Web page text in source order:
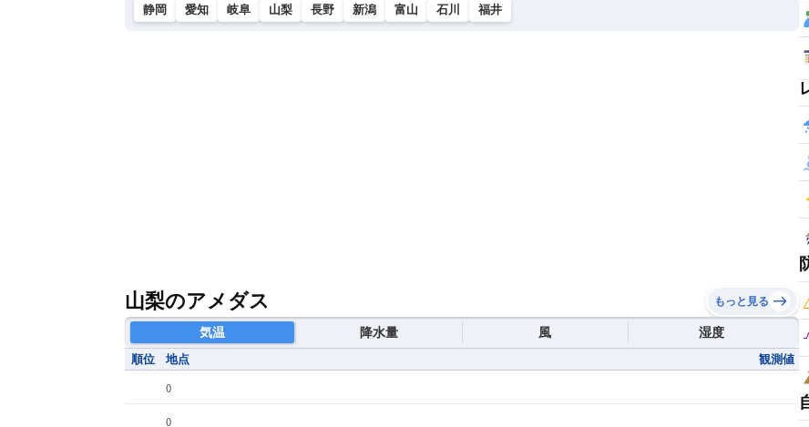
静岡 愛知 岐阜 山梨 長野 新潟 富山 石川 福井
山梨のアメダス もっと見る
気温 降水量 風 湿度
順位 地点 観測値
()
()